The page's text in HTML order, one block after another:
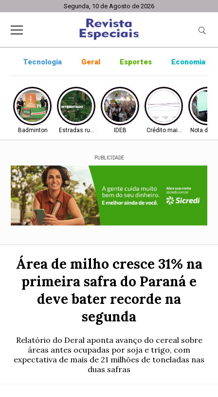
Segunda, 10 de Agosto de 2026
Tecnologia Geral Esportes Economia
Badminton Estradas rurais IDEB Crédito mais difícilNota do
PUBLICIDADE
Área de milho cresce 31% na
primeira safra do Paraná e
deve bater recorde na
segunda
Relatório do Deral aponta avanço do cereal sobre
áreas antes ocupadas por soja e trigo, com
expectativa de mais de 21 milhões de toneladas nas
duas safras